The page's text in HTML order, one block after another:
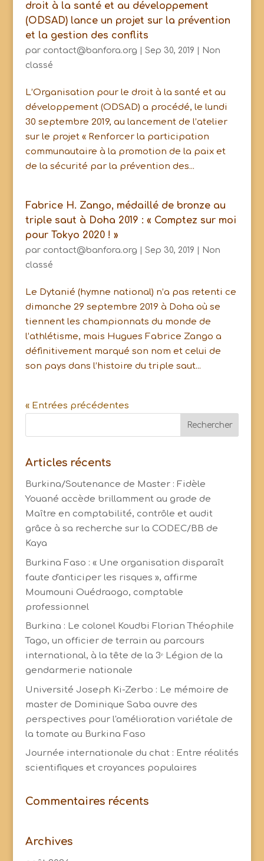
droit à la santé et au développement
(ODSAD) lance un projet sur la prévention
et la gestion des conflits
par contact@banfora.org Sep 30, 2019
Non
classé
L’Organisation pour le droit à la santé et au
développement (ODSAD) a procédé, le lundi
30 septembre 2019, au lancement de l’atelier
sur le projet « Renforcer la participation
communautaire à la promotion de la paix et
de la sécurité par la prévention des...
Fabrice H. Zango, médaillé de bronze au
triple saut à Doha 2019 : « Comptez sur moi
pour Tokyo 2020 ! »
par contact@banfora.org Sep 30, 2019
Non
classé
Le Dytanié (hymne national) n’a pas retenti ce
dimanche 29 septembre 2019 à Doha où se
tiennent les championnats du monde de
l’athlétisme, mais Hugues Fabrice Zango a
définitivement marqué son nom et celui de
son pays dans l’histoire du triple saut...
« Entrées précédentes
Articles récents
Burkina/Soutenance de Master : Fidèle
Youané accède brillamment au grade de
Maître en comptabilité, contrôle et audit
grâce à sa recherche sur la CODEC/BB de
Kaya
Burkina Faso : « Une organisation disparaît
faute d'anticiper les risques », affirme
Moumouni Ouédraogo, comptable
professionnel
Burkina : Le colonel Koudbi Florian Théophile
Tago, un officier de terrain au parcours
international, à la tête de la 3ᵉ Légion de la
gendarmerie nationale
Université Joseph Ki-Zerbo : Le mémoire de
master de Dominique Saba ouvre des
perspectives pour l'amélioration variétale de
la tomate au Burkina Faso
Journée internationale du chat : Entre réalités
scientifiques et croyances populaires
Commentaires récents
Archives